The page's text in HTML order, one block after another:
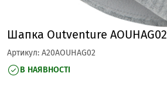
Шапка Outventure AOUHAG02
Артикул: A20AOUHAG02
В НАЯВНОСТІ